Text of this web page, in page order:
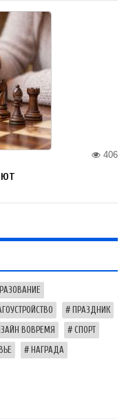
406
ПРАЗДНИК
ВОВРЕМЯ СПОРТ
НАГРАДА